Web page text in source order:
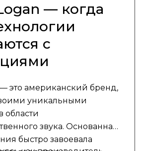
— когда
с
это американский бренд,
уникальными
звука. Основанная
быстро завоевала